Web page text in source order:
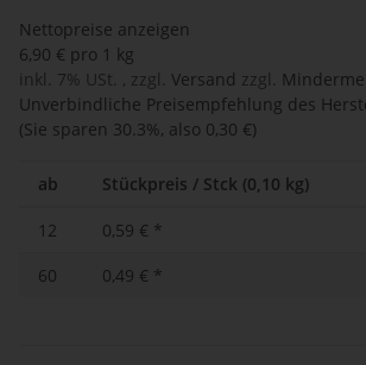
Nettopreise anzeigen
6,90 € pro 1 kg
inkl. 7% USt. , zzgl. Versand zzgl.
Unverbindliche Preisempfehlung des
(Sie sparen 30.3%, also 0,30 €)
ab Stückpreis / Stck (0,10 kg)
12 0,59 € *
60
0,49 € *